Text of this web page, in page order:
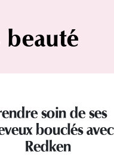
soin de ses
bouclés avec
Redken